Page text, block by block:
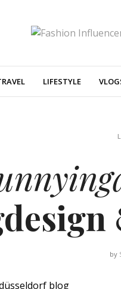
LIFESTYLE
by